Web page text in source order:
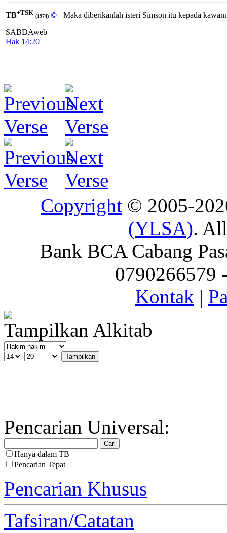
TB+TSK (1974) ©
SABDAweb
Hak 14:20
Maka diberikanlah isteri Simson itu kepada
Copyright © 2005-
(YLSA).
Bank BCA Cabang
0790266579
Kontak |
Tampilkan Alkitab
Pencarian Universal:
Hanya dalam TB
Pencarian Tepat
Pencarian Khusus
Tafsiran/Catatan